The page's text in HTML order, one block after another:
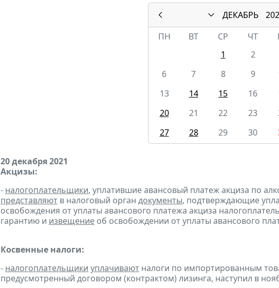
ДЕКАБРЬ
ПН
ВТ СР ЧТ
1
2
6
7 8 9
13
14 15 16
20
21 22 23
27
28 29 30
20 декабря 2021
Акцизы:
- налогоплательщики, уплатившие авансовый платеж акциза по
представляют в налоговый орган документы, подтверждающие
освобождения от уплаты авансового платежа акциза
гарантию и извещение об освобождении от уплаты авансового
Косвенные налоги:
- налогоплательщики уплачивают налоги по импортированным
предусмотренный договором (контрактом) лизинга, наступил в